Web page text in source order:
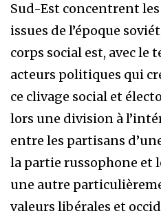
Sud-Est concentrent
issues de l’époque
corps social est, avec le
acteurs politiques qui
ce clivage social et
lors une division à
entre les partisans
la partie russophone et
une autre
valeurs libérales et